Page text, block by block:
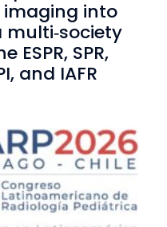
into
SPR,
and IAFR